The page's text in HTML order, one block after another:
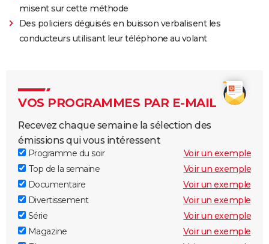
misent sur cette méthode
Des policiers déguisés en buisson verbalisent les
conducteurs utilisant leur téléphone au volant
VOS PROGRAMMES PAR E-MAIL
Recevez chaque semaine la sélection des
émissions qui vous intéressent
Programme du soir
Voir un exemple
Top de la semaine
Voir un exemple
Documentaire
Voir un exemple
Divertissement
Voir un exemple
Série
Voir un exemple
Magazine
Voir un exemple